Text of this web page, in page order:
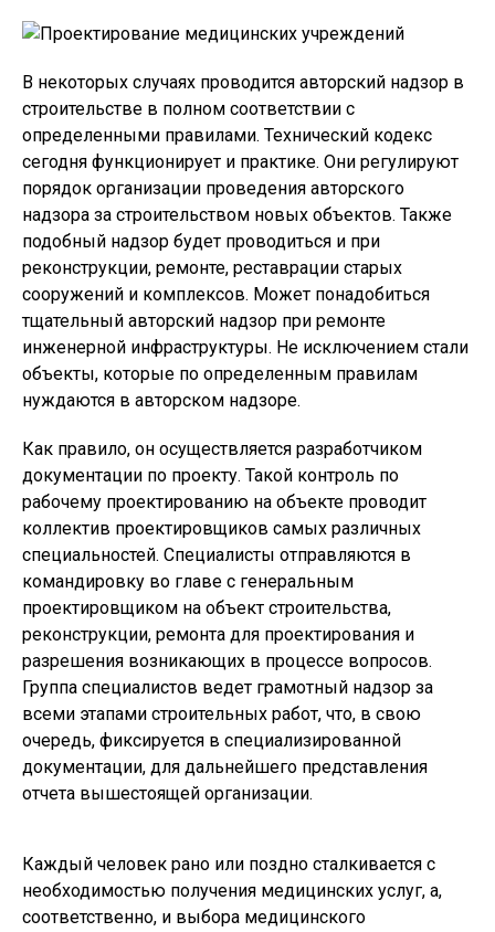
В некоторых случаях проводится авторский надзор в
строительстве в полном соответствии с
определенными правилами. Технический кодекс
сегодня функционирует и практике. Они регулируют
порядок организации проведения авторского
надзора за строительством новых объектов. Также
подобный надзор будет проводиться и при
реконструкции, ремонте, реставрации старых
сооружений и комплексов. Может понадобиться
тщательный авторский надзор при ремонте
инженерной инфраструктуры. Не исключением стали
объекты, которые по определенным правилам
нуждаются в авторском надзоре.
Как правило, он осуществляется разработчиком
документации по проекту. Такой контроль по
рабочему проектированию на объекте проводит
коллектив проектировщиков самых различных
специальностей. Специалисты отправляются в
командировку во главе с генеральным
проектировщиком на объект строительства,
реконструкции, ремонта для проектирования и
разрешения возникающих в процессе вопросов.
Группа специалистов ведет грамотный надзор за
всеми этапами строительных работ, что, в свою
очередь, фиксируется в специализированной
документации, для дальнейшего представления
отчета вышестоящей организации.
Каждый человек рано или поздно сталкивается с
необходимостью получения медицинских услуг, а,
соответственно, и выбора медицинского